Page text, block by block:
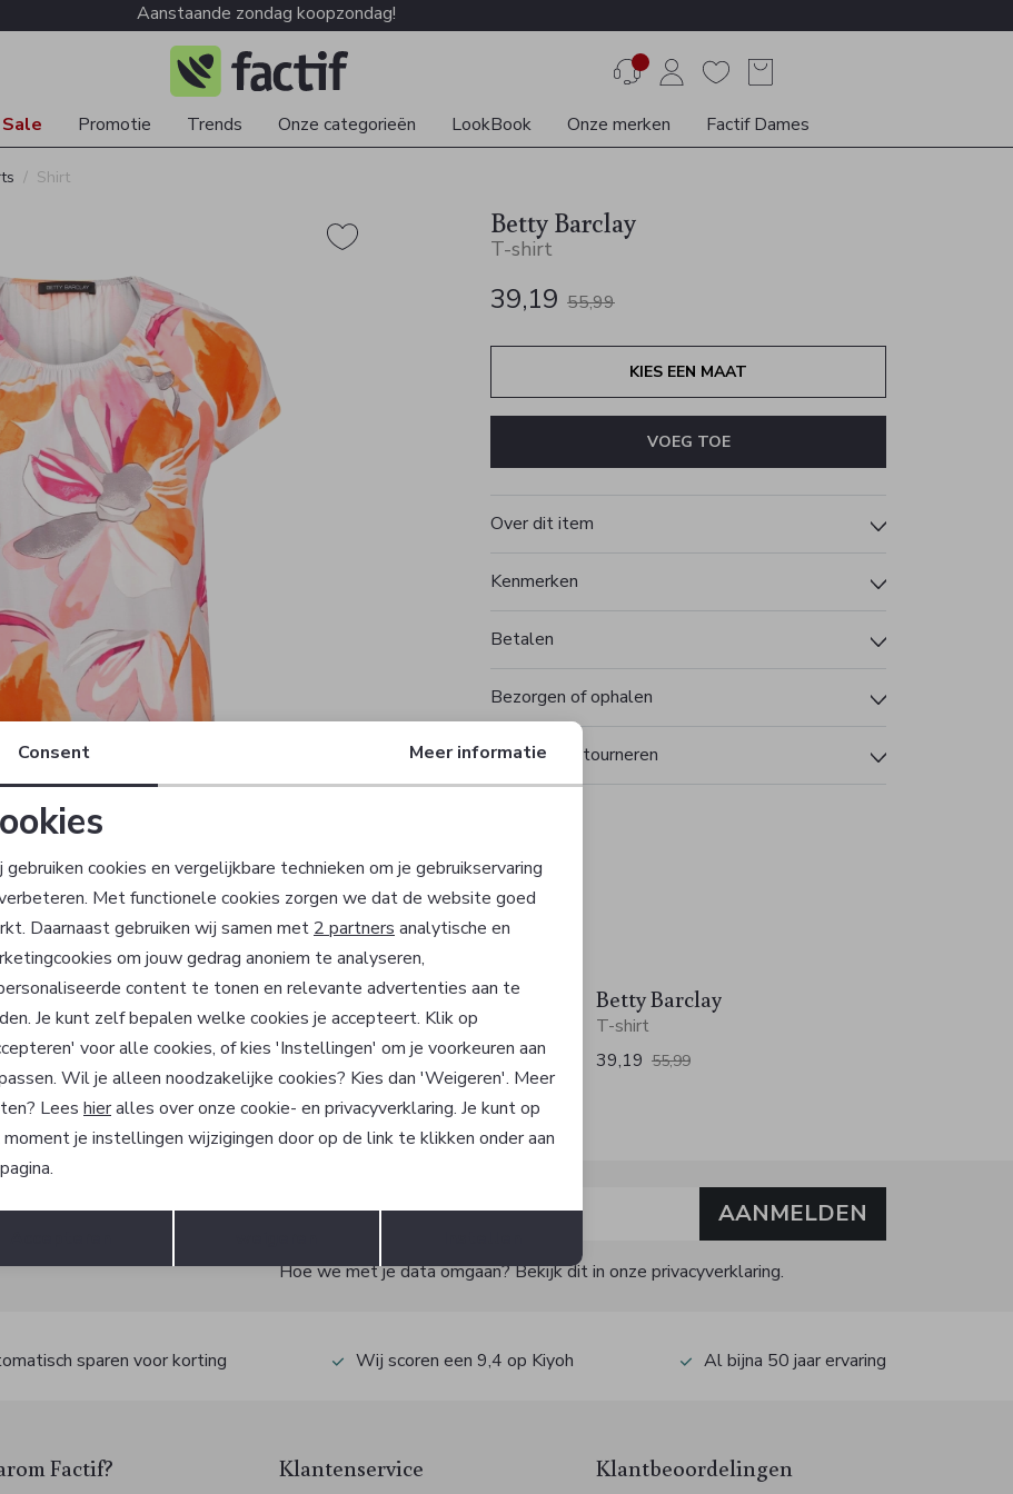
Aanstaande zondag koopzondag!
Sale Promotie Trends Onze categorieën LookBook Onze merken Factif Dames
Shirt
Betty Barclay
T-shirt
39,19 55,99
KIES EEN MAAT
VOEG TOE
Over dit item
Kenmerken
Betalen
Bezorgen of ophalen
Ruilen en retourneren
Sale
Barclay
89,99
Betty Barclay
T-shirt
41,99 69,99
Betty Barclay
T-shirt
39,19 55,99
ook gelijk €5,- korting!
AANMELDEN
Hoe we met je data omgaan? Bekijk dit in onze privacyverklaring.
sparen voor korting Wij scoren een 9,4 op Kiyoh Al bijna 50 jaar ervaring
Factif? Klantenservice Klantbeoordelingen
Analytische cookies Marketing cookies
Terug Opslaan
Consent Meer informatie
cookies en vergelijkbare technieken om je gebruikservaring
Met functionele cookies zorgen we dat de website goed
Daarnaast gebruiken wij samen met 2 partners analytische en
om jouw gedrag anoniem te analyseren,
content te tonen en relevante advertenties aan te
Je kunt zelf bepalen welke cookies je accepteert. Klik op
voor alle cookies, of kies 'Instellingen' om je voorkeuren aan
Wil je alleen noodzakelijke cookies? Kies dan 'Weigeren'. Meer
Lees hieralles over onze cookie- en privacyverklaring. Je kunt op
je instellingen wijzigingen door op de link te klikken onder aan